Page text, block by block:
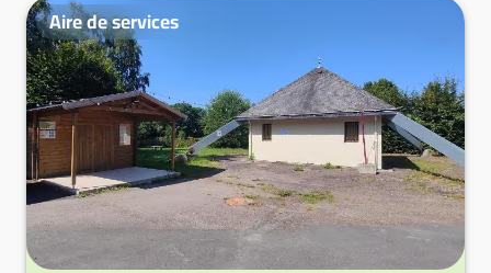
Aire de services